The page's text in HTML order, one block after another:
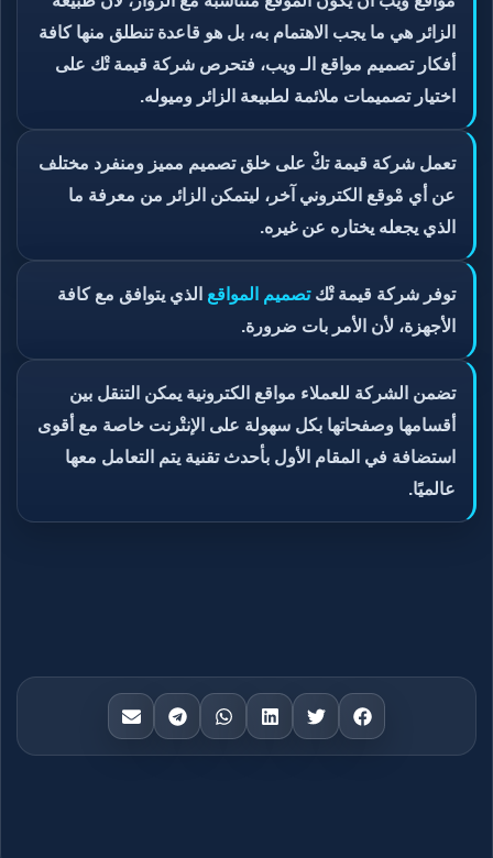
الزائر هي ما يجب الاهتمام به، بل هو قاعدة تنطلق منها كافة
أفكار تصميم مواقع الـ ويب، فتحرص شركة قيمة تْك على
اختيار تصميمات ملائمة لطبيعة الزائر وميوله.
تعمل شركة قيمة تكْ على خلق تصميم مميز ومنفرد مختلف
عن أي مْوقع الكتروني آخر، ليتمكن الزائر من معرفة ما
الذي يجعله يختاره عن غيره.
توفر شركة قيمة تْكتصميم المواقع الذي يتوافق مع كافة
الأجهزة، لأن الأمر بات ضرورة.
تضمن الشركة للعملاء مواقع الكترونية يمكن التنقل بين
أقسامها وصفحاتها بكل سهولة على الإنتْرنت خاصة مع أقوى
استضافة في المقام الأول بأحدث تقنية يتم التعامل معها
عالميًا.